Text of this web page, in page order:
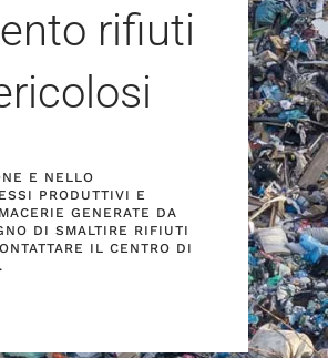
rifiuti
E NELLO
PRODUTTIVI E
GENERATE DA
DI SMALTIRE RIFIUTI
IL CENTRO DI